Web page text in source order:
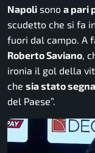
Napoli sono a pari
scudetto che si fa
fuori dal campo. A
Roberto Saviano ,
ironia il gol della
che sia stato
del Paese”.